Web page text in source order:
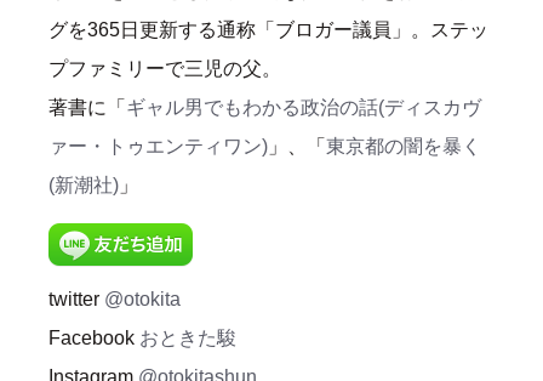
グを365日更新する通称「ブロガー議員」。ステッ
プファミリーで三児の父。
著書に「 ギャル男でもわかる政治の話(ディスカヴ
ァー・トゥエンティワン) 」、「 東京都の闇を暴く
(新潮社) 」
twitter @otokita
Facebook おときた駿
Instagram @otokitashun